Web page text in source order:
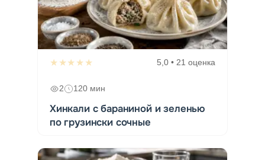
★★★★★ 5,0 • 21 оценка
2 120 мин
Хинкали с бараниной и зеленью
по грузински сочные